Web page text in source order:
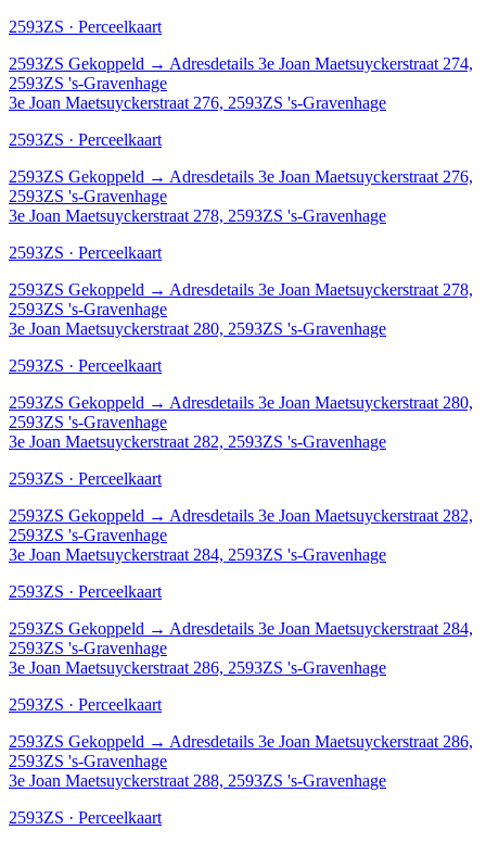
2593ZS · Perceelkaart
2593ZS Gekoppeld → Adresdetails 3e Joan Maetsuyckerstraat 274,
2593ZS 's-Gravenhage
3e Joan Maetsuyckerstraat 276, 2593ZS 's-Gravenhage
2593ZS · Perceelkaart
2593ZS Gekoppeld → Adresdetails 3e Joan Maetsuyckerstraat 276,
2593ZS 's-Gravenhage
3e Joan Maetsuyckerstraat 278, 2593ZS 's-Gravenhage
2593ZS · Perceelkaart
2593ZS Gekoppeld → Adresdetails 3e Joan Maetsuyckerstraat 278,
2593ZS 's-Gravenhage
3e Joan Maetsuyckerstraat 280, 2593ZS 's-Gravenhage
2593ZS · Perceelkaart
2593ZS Gekoppeld → Adresdetails 3e Joan Maetsuyckerstraat 280,
2593ZS 's-Gravenhage
3e Joan Maetsuyckerstraat 282, 2593ZS 's-Gravenhage
2593ZS · Perceelkaart
2593ZS Gekoppeld → Adresdetails 3e Joan Maetsuyckerstraat 282,
2593ZS 's-Gravenhage
3e Joan Maetsuyckerstraat 284, 2593ZS 's-Gravenhage
2593ZS · Perceelkaart
2593ZS Gekoppeld → Adresdetails 3e Joan Maetsuyckerstraat 284,
2593ZS 's-Gravenhage
3e Joan Maetsuyckerstraat 286, 2593ZS 's-Gravenhage
2593ZS · Perceelkaart
2593ZS Gekoppeld → Adresdetails 3e Joan Maetsuyckerstraat 286,
2593ZS 's-Gravenhage
3e Joan Maetsuyckerstraat 288, 2593ZS 's-Gravenhage
2593ZS · Perceelkaart